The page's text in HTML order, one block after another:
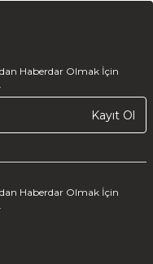
Haberdar Olmak İçin
Kayıt Ol
Haberdar Olmak İçin